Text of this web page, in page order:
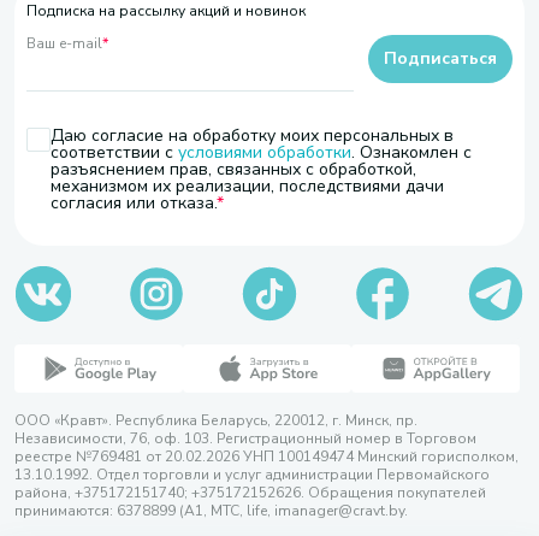
Подписка на рассылку акций и новинок
Ваш e-mail*
Даю согласие на обработку моих персональных в
соответствии с условиями обработки. Ознакомлен с
разъяснением прав, связанных с обработкой,
механизмом их реализации, последствиями дачи
согласия или отказа.
Подписаться
ООО «Кравт». Республика Беларусь, 220012, г. Минск, пр.
Независимости, 76, оф. 103. Регистрационный номер в Торговом
реестре №769481 от 20.02.2026 УНП 100149474 Минский горисполком,
13.10.1992. Отдел торговли и услуг администрации Первомайского
района, +375172151740; +375172152626. Обращения покупателей
принимаются: 6378899 (А1, МТС, life, imanager@cravt.by.